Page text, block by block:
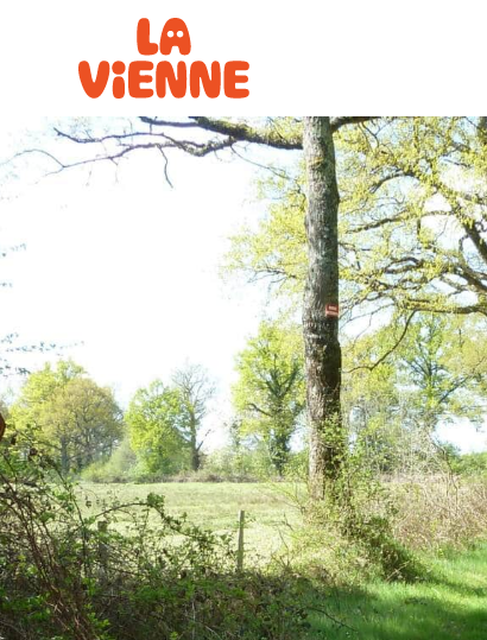
Panneau de gestion des cookies